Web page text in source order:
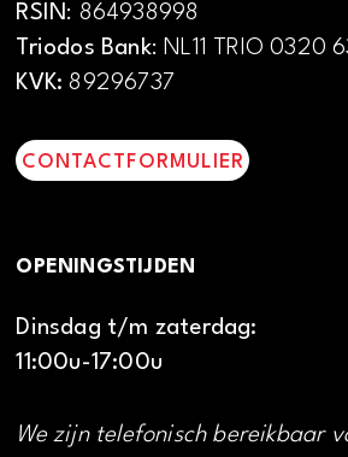
RSIN: 864938998
Triodos Bank: NL11 TRIO 0320
KVK: 89296737
CONTACTFORMULIER
OPENINGSTIJDEN
Dinsdag t/m zaterdag:
11:00u-17:00u
We zijn telefonisch bereikbaar